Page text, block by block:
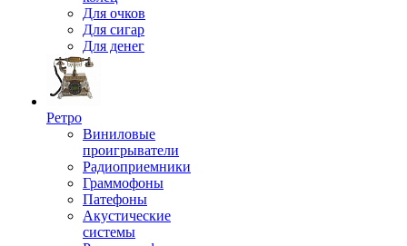
Для очков
Для сигар
Для денег
Ретро
Виниловые
проигрыватели
Радиоприемники
Граммофоны
Патефоны
Акустические
системы